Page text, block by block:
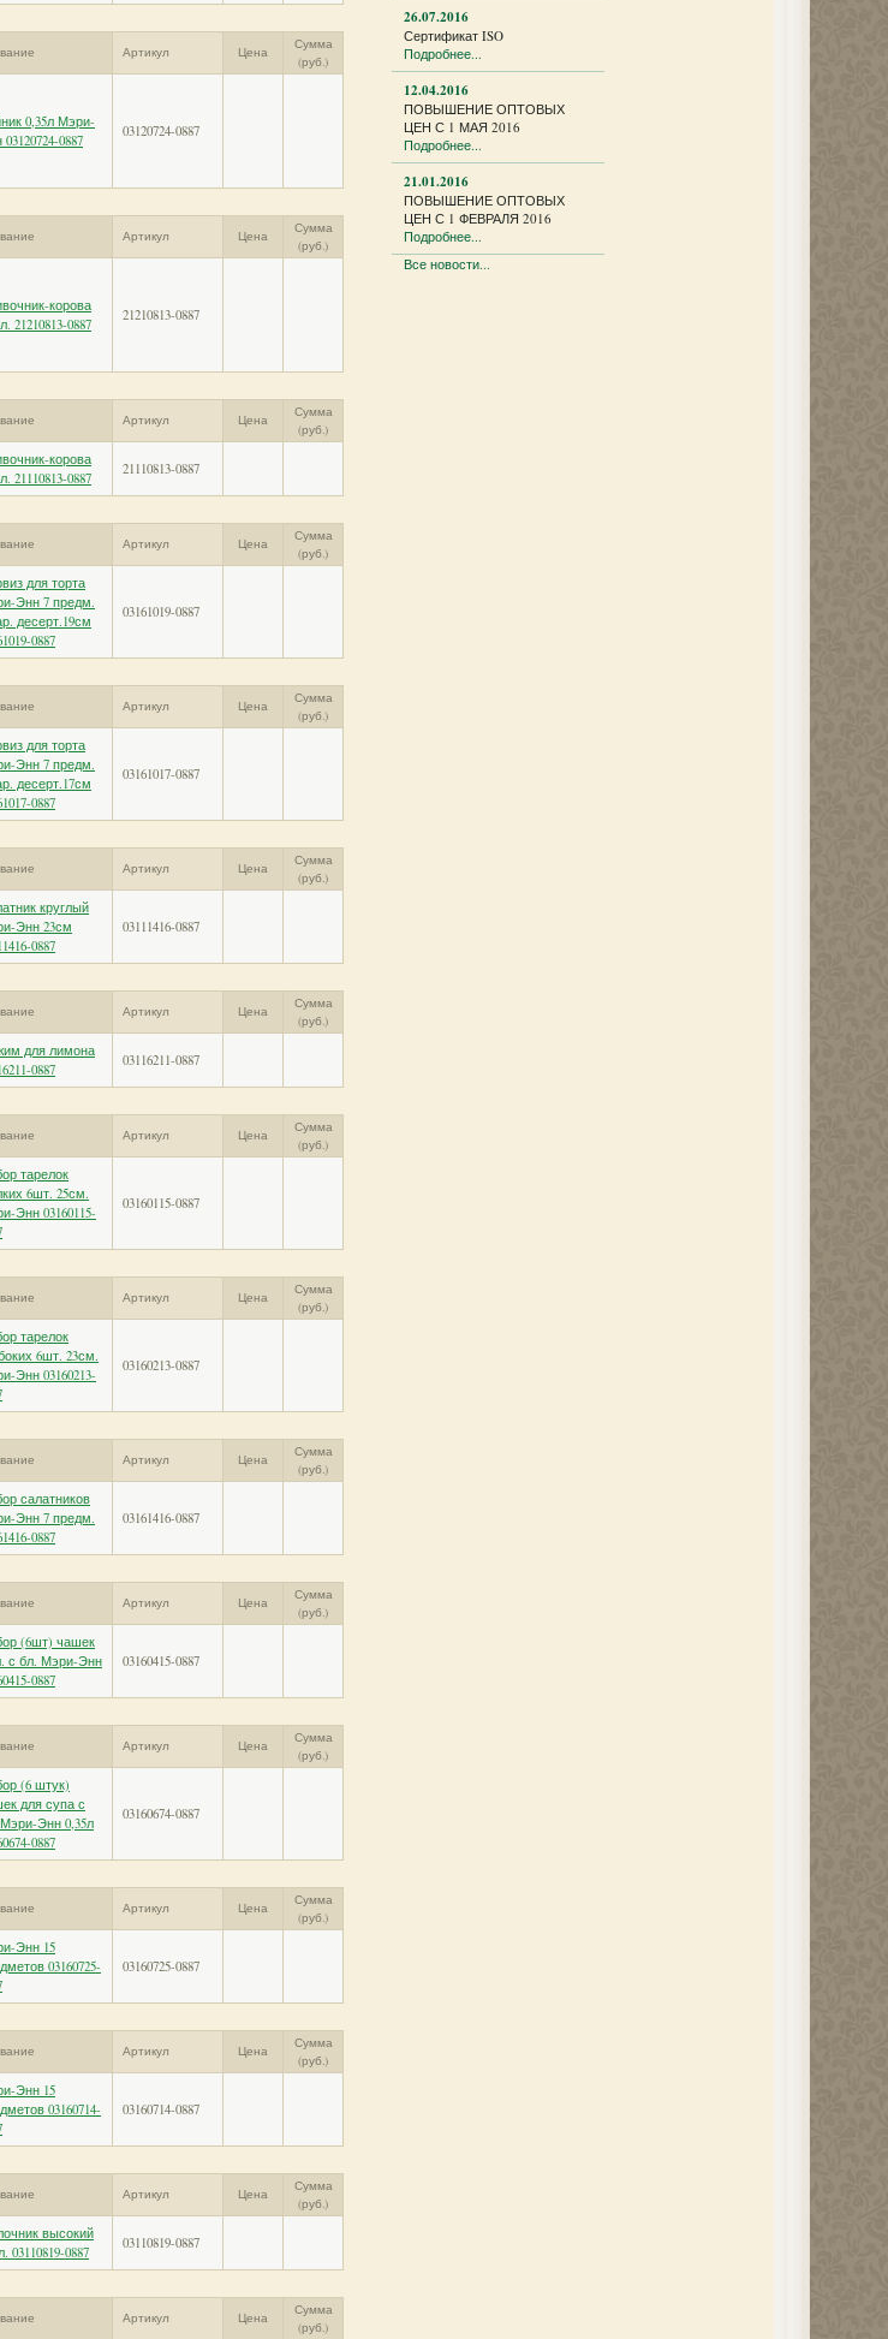
Артикул Цена
Сумма
(руб.)
0,35л Мэри-
0887
03120724-0887
Артикул Цена
Сумма
(руб.)
корова
21210813-0887
21210813-0887
Артикул Цена
Сумма
(руб.)
корова
21110813-0887
21110813-0887
Артикул Цена
Сумма
(руб.)
для торта
Энн 7 предм.
десерт.19см
0887
03161019-0887
Артикул Цена
Сумма
(руб.)
для торта
Энн 7 предм.
десерт.17см
0887
03161017-0887
Артикул Цена
Сумма
(руб.)
круглый
Энн 23см
0887
03111416-0887
Артикул Цена
Сумма
(руб.)
для лимона
0887
03116211-0887
Артикул Цена
Сумма
(руб.)
тарелок
6шт. 25см.
Энн 03160115-
03160115-0887
Артикул Цена
Сумма
(руб.)
тарелок
6шт. 23см.
Энн 03160213-
03160213-0887
Артикул Цена
Сумма
(руб.)
салатников
Энн 7 предм.
0887
03161416-0887
Артикул Цена
Сумма
(руб.)
(6шт) чашек
с бл. Мэри-Энн
0887
03160415-0887
Артикул Цена
Сумма
(руб.)
(6 штук)
для супа с
Энн 0,35л
0887
03160674-0887
Артикул Цена
Сумма
(руб.)
Энн 15
03160725-
03160725-0887
Артикул Цена
Сумма
(руб.)
Энн 15
03160714-
03160714-0887
Артикул Цена
Сумма
(руб.)
высокий
03110819-0887
03110819-0887
Артикул Цена
Сумма
(руб.)
26.07.2016
Сертификат ISO
Подробнее...
12.04.2016
ПОВЫШЕНИЕ ОПТОВЫХ
ЦЕН С 1 МАЯ 2016
Подробнее...
21.01.2016
ПОВЫШЕНИЕ ОПТОВЫХ
ЦЕН С 1 ФЕВРАЛЯ 2016
Подробнее...
Все новости...